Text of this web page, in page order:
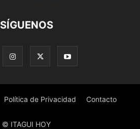
SÍGUENOS
Política de Privacidad Contacto
© ITAGUI HOY